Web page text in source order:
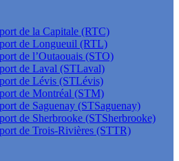
de la Capitale (RTC)
de Longueuil (RTL)
de l’Outaouais (STO)
de Laval (STLaval)
de Lévis (STLévis)
de Montréal (STM)
de Saguenay (STSaguenay)
de Sherbrooke (STSherbrooke)
de Trois-Rivières (STTR)